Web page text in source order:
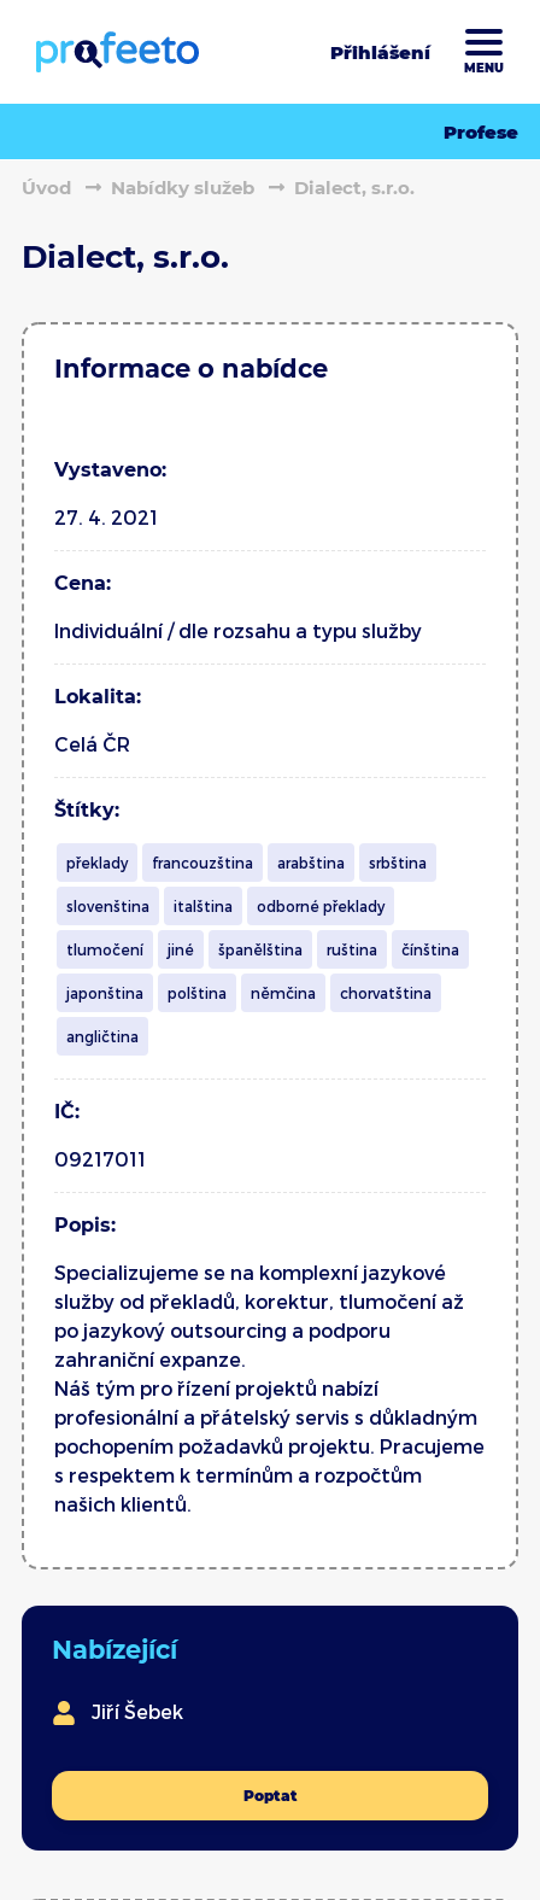
Přihlášení
MENU
Profese
Úvod Nabídky služeb Dialect, s.r.o.
Dialect, s.r.o.
Informace o nabídce
Vystaveno:
27. 4. 2021
Cena:
Individuální / dle rozsahu a typu služby
Lokalita:
Celá ČR
Štítky:
překlady francouzština arabština srbština
slovenština italština odborné překlady
tlumočení jiné španělština ruština čínština
japonština polština němčina chorvatština
angličtina
IČ:
09217011
Popis:
Specializujeme se na komplexní jazykové
služby od překladů, korektur, tlumočení až
po jazykový outsourcing a podporu
zahraniční expanze.
Náš tým pro řízení projektů nabízí
profesionální a přátelský servis s důkladným
pochopením požadavků projektu. Pracujeme
s respektem k termínům a rozpočtům
našich klientů.
Nabízející
Jiří Šebek
Poptat